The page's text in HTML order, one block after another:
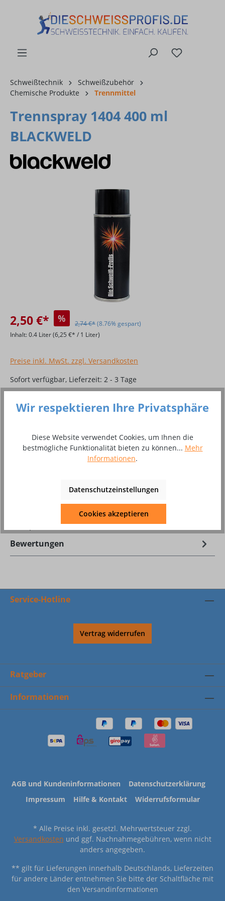
Schweißtechnik
Schweißzubehör
Chemische Produkte
Trennmittel
Trennspray 1404 400 ml
BLACKWELD
Bildergalerie überspringen
2,50 €* % 2,74 €*(8.76% gespart)
Inhalt:0.4 Liter(6,25 €* / 1 Liter)
Preise inkl. MwSt. zzgl. Versandkosten
Sofort verfügbar, Lieferzeit: 2 - 3 Tage
Produkt Anzahl: Gib den gewünschten
In den Warenkorb
Zum Merkzettel hinzufügen
Antispritzer deluxe BLACKWELD
Bewertungen
Service-Hotline
Vertrag widerrufen
Ratgeber
Informationen
AGB und Kundeninformationen
Datenschutzerklärung
Impressum
Hilfe & Kontakt Widerrufsformular
* Alle Preise inkl. gesetzl. Mehrwertsteuer zzgl.
Versandkosten und ggf. Nachnahmegebühren, wenn nicht
anders angegeben.
** gilt für Lieferungen innerhalb Deutschlands, Lieferzeiten
für andere Länder entnehmen Sie bitte der Schaltfläche mit
den Versandinformationen
Wir respektieren Ihre Privatsphäre
Diese Website verwendet Cookies, um Ihnen die
bestmögliche Funktionalität bieten zu können... Mehr
Informationen.
Datenschutzeinstellungen
Cookies akzeptieren